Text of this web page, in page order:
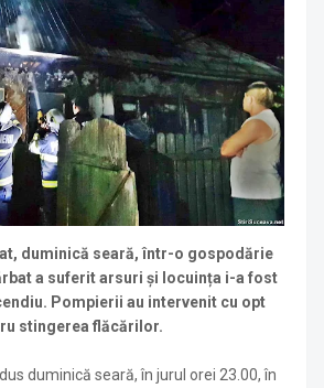
duminică seară, într-o gospodărie
a suferit arsuri și locuința i-a fost
Pompierii au intervenit cu opt
stingerea flăcărilor.
duminică seară, în jurul orei 23.00, în